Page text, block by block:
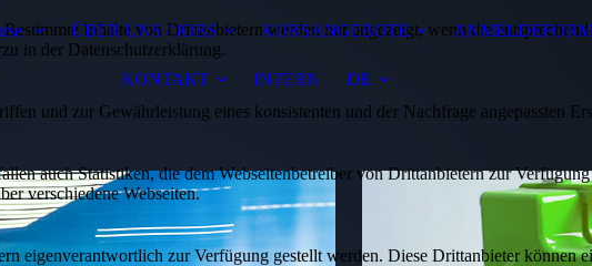
ÜBER UNS / JOBS KURSANGEBOTE
KONTAKT INTERN DE
Inhalte von Drittanbietern werden nur angezeigt, wenn die
in der Datenschutzerklärung.
und zur Gewährleistung eines konsistenten und der Nachfrage angepassten
auch Statistiken, die dem Webseitenbetreiber von Drittanbietern zur
verschiedene Webseiten.
eigenverantwortlich zur Verfügung gestellt werden. Diese Drittanbieter können